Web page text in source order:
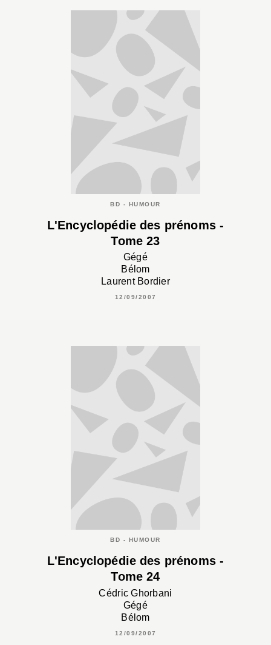
BD - HUMOUR
L'Encyclopédie des prénoms -
Tome 23
Gégé
Bélom
Laurent Bordier
12/09/2007
BD - HUMOUR
L'Encyclopédie des prénoms -
Tome 24
Cédric Ghorbani
Gégé
Bélom
12/09/2007